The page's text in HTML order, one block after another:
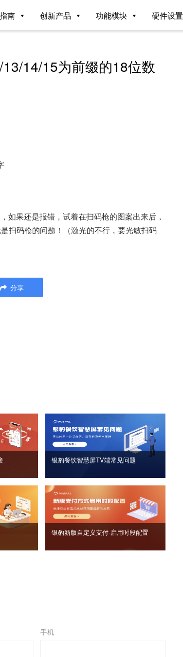
南 创新产品 功能模块 硬件设置
14/15为前缀的18位数
如果还是报错，试着在扫码枪的图案出来后，
扫码枪的问题！（激光的不行，要光敏扫码
分享
银豹餐饮智慧屏TV端常见问题
银豹新版自定义支付‑启用时段配置
手机